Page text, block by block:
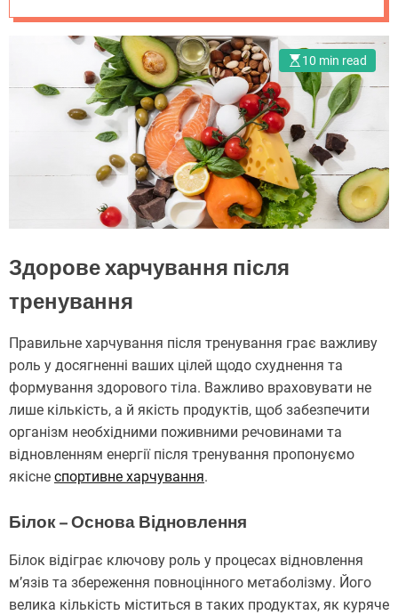
ефективного
схуднення
10 min read
Здорове харчування після
тренування
Правильне харчування після тренування грає важливу
роль у досягненні ваших цілей щодо схуднення та
формування здорового тіла. Важливо враховувати не
лише кількість, а й якість продуктів, щоб забезпечити
організм необхідними поживними речовинами та
відновленням енергії після тренування пропонуємо
якісне спортивне харчування.
Білок – Основа Відновлення
Білок відіграє ключову роль у процесах відновлення
м’язів та збереження повноцінного метаболізму. Його
велика кількість міститься в таких продуктах, як куряче